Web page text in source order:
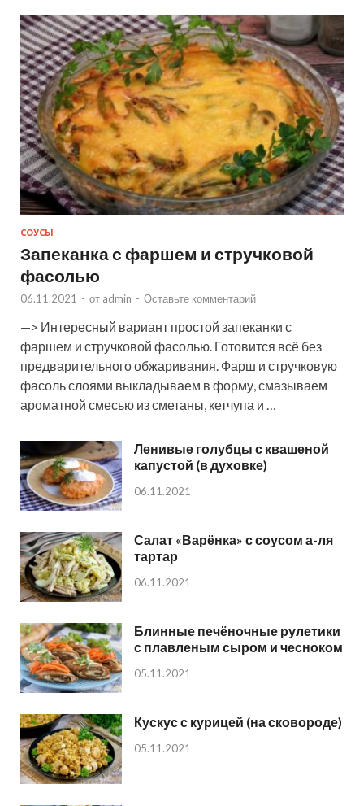
СОУСЫ
Запеканка с фаршем и стручковой
фасолью
06.11.2021 - от admin - Оставьте комментарий
—> Интересный вариант простой запеканки с
фаршем и стручковой фасолью. Готовится всё без
предварительного обжаривания. Фарш и стручковую
фасоль слоями выкладываем в форму, смазываем
ароматной смесью из сметаны, кетчупа и …
Ленивые голубцы с квашеной
капустой (в духовке)
06.11.2021
Салат «Варёнка» с соусом а-ля
тартар
06.11.2021
Блинные печёночные рулетики
с плавленым сыром и чесноком
05.11.2021
Кускус с курицей (на сковороде)
05.11.2021